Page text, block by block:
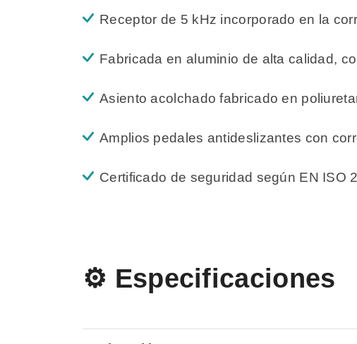
Receptor de 5 kHz incorporado en la
Fabricada en aluminio de alta calidad,
Asiento acolchado fabricado en
Amplios pedales antideslizantes con
Certificado de seguridad según EN ISO
⚙️ Especificaciones